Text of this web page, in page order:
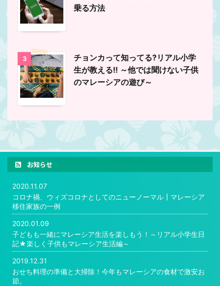
乗る方法
3
チョンカって知ってる?リアル小学
生が教える!! ～他では聞けない子供
のマレーシアの遊び～
お知らせ
2020.11.07
コロナ禍、ウィズコロナとしてのニューノーマル┃マレーシア
移住家族の一例
2020.01.09
子どもも一緒にマレーシア生活を楽しもう！～リアル小学生日
記★楽しく子供もマレーシア生活編～
2019.12.31
おせち料理の準備と大掃除！今年もマレーシアの食材で激安お
節。